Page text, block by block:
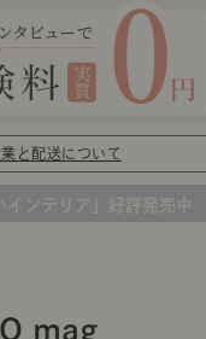
と配送について
インテリア」好評発売中